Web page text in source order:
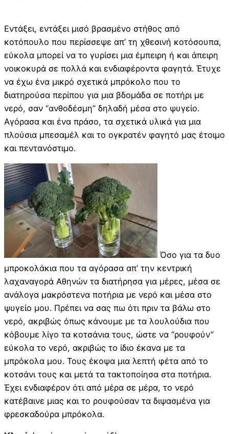
Εντάξει, εντάξει μισό βρασμένο στήθος από
κοτόπουλο που περίσσεψε απ’ τη χθεσινή κοτόσουπα,
εύκολα μπορεί να το γυρίσει μια έμπειρη ή και άπειρη
νοικοκυρά σε πολλά και ενδιαφέροντα φαγητά. Έτυχε
να έχω ένα μικρό σχετικά μπρόκολο που το
διατηρούσα περίπου για μια βδομάδα σε ποτήρι με
νερό, σαν “ανθοδέσμη” δηλαδή μέσα στο ψυγείο.
Αγόρασα και ένα πράσο, τα σχετικά υλικά για μια
πλούσια μπεσαμέλ και το ογκρατέν φαγητό μας έτοιμο
και πεντανόστιμο.
Όσο για τα δυο
μπροκολάκια που τα αγόρασα απ’ την κεντρική
λαχαναγορά Αθηνών τα διατήρησα για μέρες, μέσα σε
ανάλογα μακρόστενα ποτήρια με νερό και μέσα στο
ψυγείο μου. Πρέπει να σας πω ότι πριν τα βάλω στο
νερό, ακριβώς όπως κάνουμε με τα λουλούδια που
κόβουμε λίγο τα κοτσάνια τους, ώστε να “ρουφούν”
εύκολα το νερό, ακριβώς το ίδιο έκανα με τα
μπρόκολα μου. Τους έκοψα μια λεπτή φέτα από το
κοτσάνι τους και μετά τα τακτοποίησα στα ποτήρια.
Έχει ενδιαφέρον ότι από μέρα σε μέρα, το νερό
κατέβαινε μιας και το ρουφούσαν τα διψασμένα για
φρεσκαδούρα μπρόκολα.